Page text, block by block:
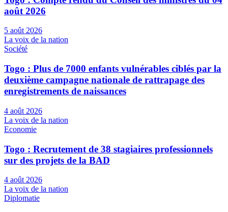
août 2026
5 août 2026
La voix de la nation
Société
Togo : Plus de 7000 enfants vulnérables ciblés par la
deuxième campagne nationale de rattrapage des
enregistrements de naissances
4 août 2026
La voix de la nation
Economie
Togo : Recrutement de 38 stagiaires professionnels
sur des projets de la BAD
4 août 2026
La voix de la nation
Diplomatie